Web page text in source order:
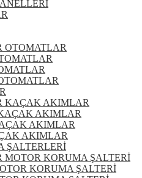
OTOMATLAR
KAÇAK AKIMLAR
AKIMLAR
AKIMLAR
AKIMLAR
ŞALTERLERİ
MOTOR KORUMA ŞALTERİ
KORUMA ŞALTERİ